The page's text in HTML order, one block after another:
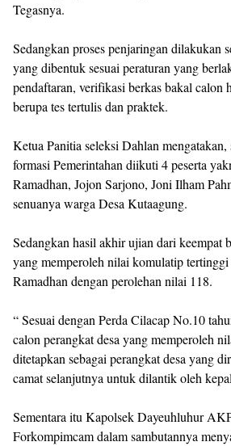
Tegasnya.
Sedangkan proses penjaringan dilakukan
yang dibentuk sesuai peraturan yang
pendaftaran, verifikasi berkas bakal calon
berupa tes tertulis dan praktek.
Ketua Panitia seleksi Dahlan mengatakan,
formasi Pemerintahan diikuti 4 peserta
Ramadhan, Jojon Sarjono, Joni Ilham
senuanya warga Desa Kutaagung.
Sedangkan hasil akhir ujian dari keempat
yang memperoleh nilai komulatip
Ramadhan dengan perolehan nilai 118.
“ Sesuai dengan Perda Cilacap No.10
calon perangkat desa yang memperoleh
ditetapkan sebagai perangkat desa yang
camat selanjutnya untuk dilantik oleh
Sementara itu Kapolsek Dayeuhluhur
Forkompimcam dalam sambutannya